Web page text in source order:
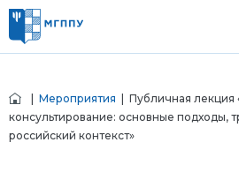
Мероприятия | Публичная лекция
консультирование: основные подходы,
российский контекст»